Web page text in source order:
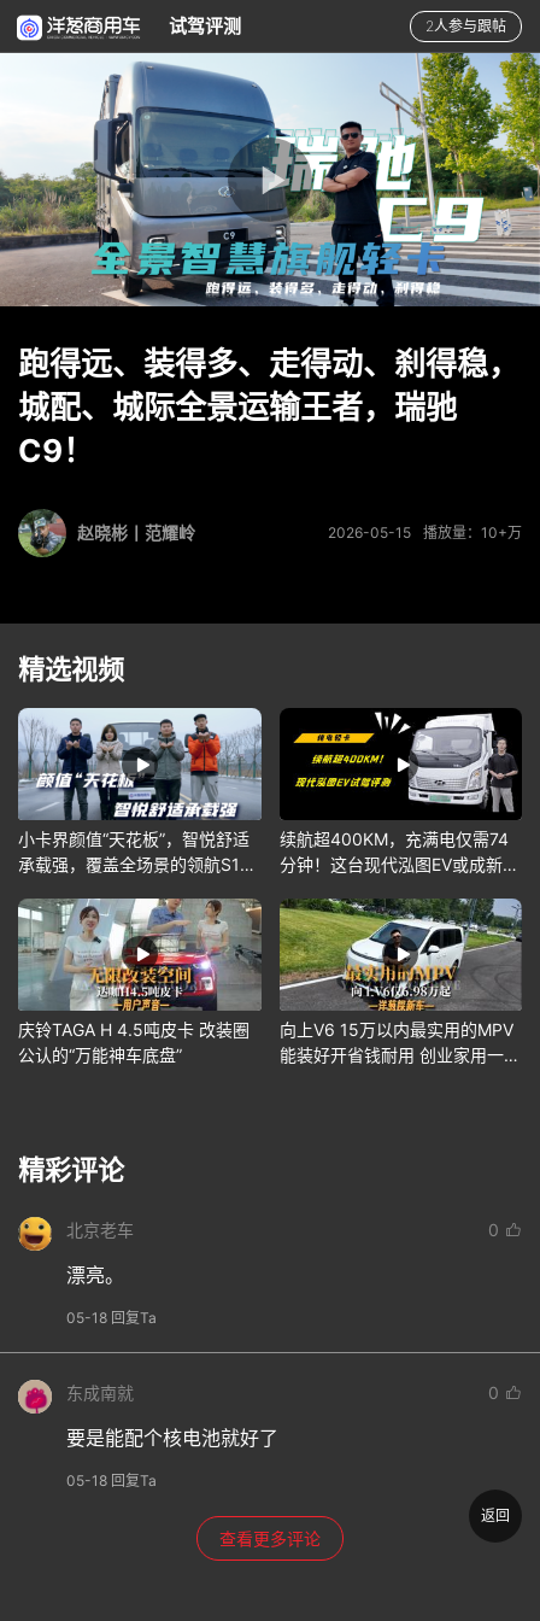
试驾评测 2人参与跟帖
跑得远、装得多、走得动、刹得稳，
城配、城际全景运输王者，瑞驰
C9！
播放量：10+万
2026-05-15
赵晓彬丨范耀岭
精选视频
小卡界颜值“天花板”，智悦舒适
承载强，覆盖全场景的领航S1你
续航超400KM，充满电仅需74
分钟！这台现代泓图EV或成新能
庆铃TAGA H 4.5吨皮卡 改装圈
公认的“万能神车底盘”
向上V6 15万以内最实用的MPV
能装好开省钱耐用 创业家用一步
精彩评论
北京老车 0
漂亮。
05-18 回复Ta
东成南就 0
要是能配个核电池就好了
05-18 回复Ta
查看更多评论
返回